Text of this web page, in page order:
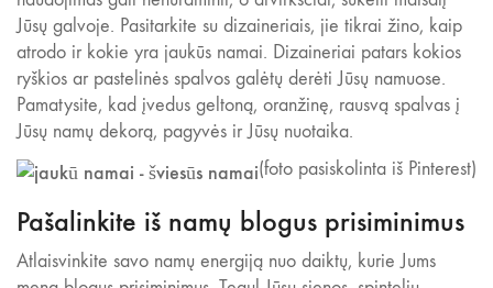
Jūsų galvoje. Pasitarkite su dizaineriais, jie tikrai žino, kaip
atrodo ir kokie yra jaukūs namai. Dizaineriai patars kokios
ryškios ar pastelinės spalvos galėtų derėti Jūsų namuose.
Pamatysite, kad įvedus geltoną, oranžinę, rausvą spalvas į
Jūsų namų dekorą, pagyvės ir Jūsų nuotaika.
(foto pasiskolinta iš Pinterest)
Pašalinkite iš namų blogus prisiminimus
Atlaisvinkite savo namų energiją nuo daiktų, kurie Jums